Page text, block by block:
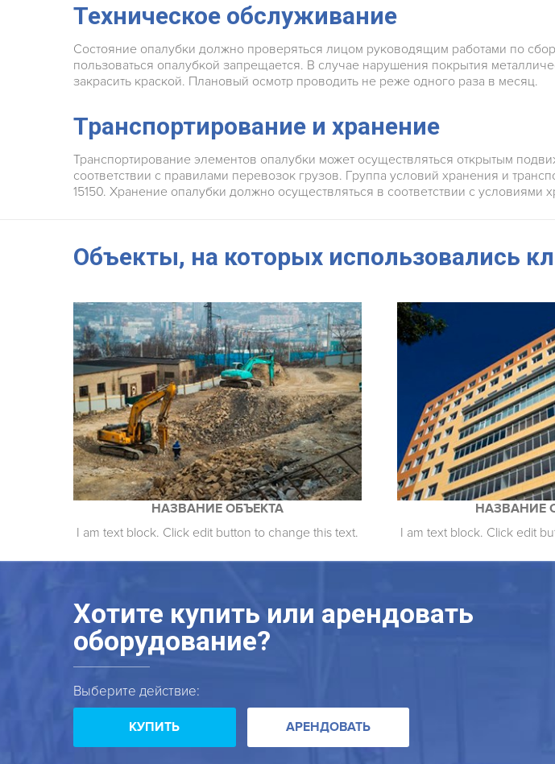
Техническое обслуживание
Состояние опалубки должно проверяться лицом руководящим работами по
пользоваться опалубкой запрещается. В случае нарушения покрытия
закрасить краской. Плановый осмотр проводить не реже одного раза в месяц.
Транспортирование и хранение
Транспортирование элементов опалубки может осуществляться открытым
соответствии с правилами перевозок грузов. Группа условий хранения и
15150. Хранение опалубки должно осуществляться в соответствии с
Объекты, на которых использовались
НАЗВАНИЕ ОБЪЕКТА
I am text block. Click edit button to change this text.
НАЗВАНИЕ
I am text block. Click edit
Хотите купить или арендовать
оборудование?
Выберите действие:
КУПИТЬ АРЕНДОВАТЬ